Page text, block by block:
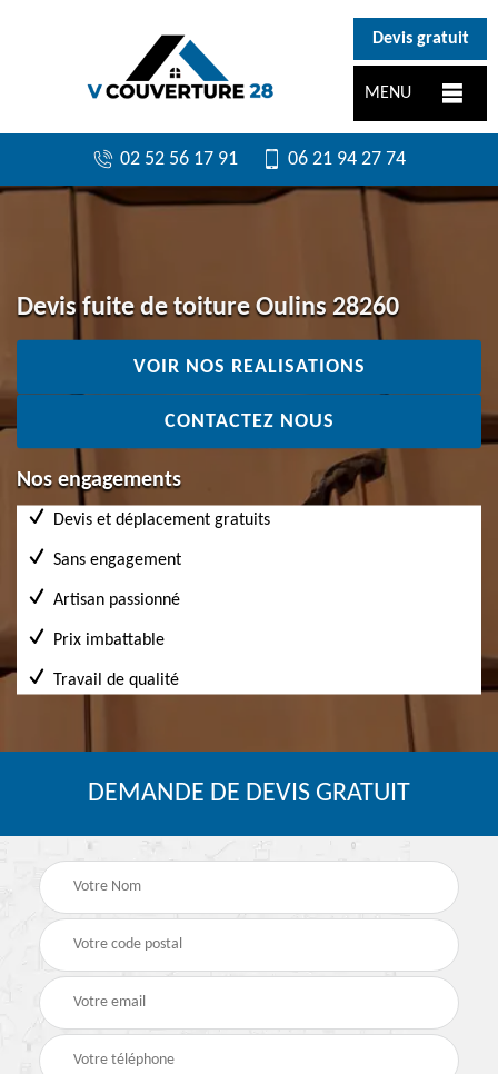
Devis gratuit
MENU
02 52 56 17 91 06 21 94 27 74
Devis fuite de toiture Oulins 28260
VOIR NOS REALISATIONS
CONTACTEZ NOUS
Nos engagements
Devis et déplacement gratuits
Sans engagement
Artisan passionné
Prix imbattable
Travail de qualité
DEMANDE DE DEVIS GRATUIT